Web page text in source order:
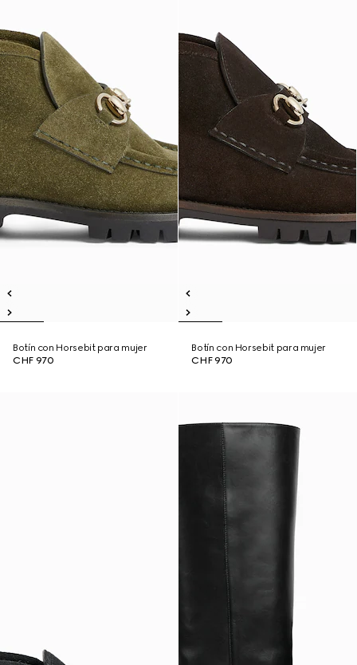
Botín con Horsebit para mujer
CHF 970
Botín con Horsebit para mujer
CHF 970